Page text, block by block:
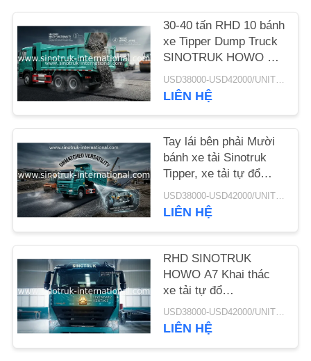
CHÚNG
TÔI
YÊU
CẦU
ĐẶT
GIÁ
SƠ
ĐỒ
TRANG
WEB
CHÍNH
SÁCH
BẢO
30-40 tấn RHD 10 bánh
xe Tipper Dump Truck
SINOTRUK HOWO A7
cho xây dựng
USD38000-USD42000/UNIT)negotiation MOQ:1 đơn vị
LIÊN HỆ
Tay lái bên phải Mười
bánh xe tải Sinotruk
Tipper, xe tải tự đổ
hạng nặng
USD38000-USD42000/UNIT)negotiation MOQ:1 đơn vị
LIÊN HỆ
RHD SINOTRUK
HOWO A7 Khai thác
xe tải tự đổ
ZZ3257M3847N1 A7- P
Cabin Tuổi thọ cao
USD38000-USD42000/UNIT)negotiation MOQ:1 đơn vị
LIÊN HỆ